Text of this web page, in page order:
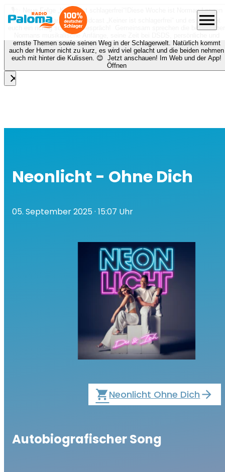
🎙️✨ Neue Folge „Keiner ist schlagerfrei“!
Diese Woche ist Norman Langen
bei Nora zu Gast beim Podcast „Keiner ist schlagerfrei“ und es erwartet
euch ein richtig schönes Gespräch! Gemeinsam sprechen die beiden über
Normans musikalische Anfänge, seine Zeit bei DSDS, persönliche und
ernste Themen sowie seinen Weg in der Schlagerwelt. Natürlich kommt
auch der Humor nicht zu kurz, es wird viel gelacht und die beiden nehmen
euch mit hinter die Kulissen. 😊 Jetzt anschauen! Im Web und der App!
Öffnen
close
menu
Neonlicht - Ohne Dich
05. September 2025· 15:07 Uhr
local_grocery_storeNeonlicht Ohne Dich
Autobiografischer Song